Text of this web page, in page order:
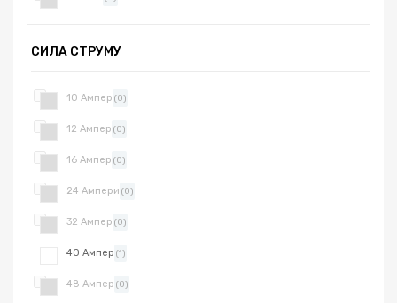
СИЛА СТРУМУ
10 Ампер (0)
12 Ампер (0)
16 Ампер (0)
24 Ампери (0)
32 Ампер (0)
40 Ампер (1)
48 Ампер (0)